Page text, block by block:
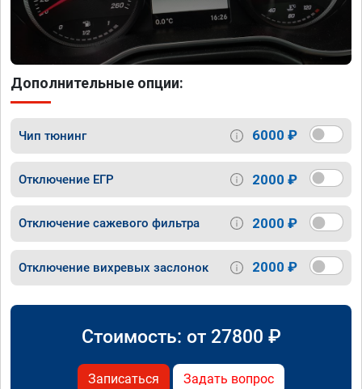
Дополнительные опции:
Чип тюнинг 6000 ₽
Отключение ЕГР 2000 ₽
Отключение сажевого фильтра 2000 ₽
Отключение вихревых заслонок 2000 ₽
Стоимость: от 27800 ₽
Записаться Задать вопрос